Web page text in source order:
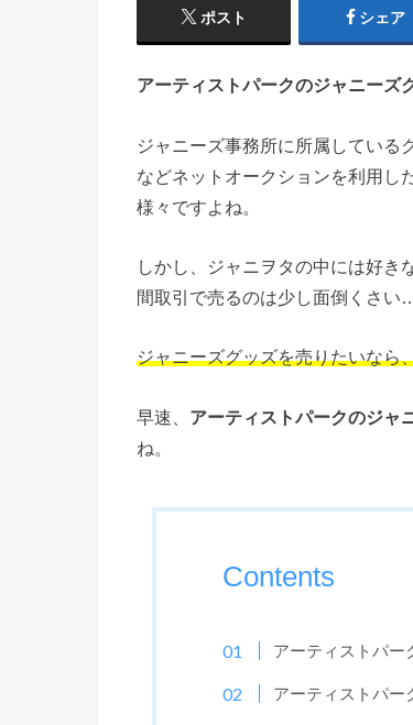
ポスト シェア
アーティストパークのジャニーズ
ジャニーズ事務所に所属している
などネットオークションを利用し
様々ですよね。
しかし、ジャニヲタの中には好き
間取引で売るのは少し面倒くさ
ジャニーズグッズを売りたいなら
早速、 アーティストパークのジャ
ね。
Contents
アーティストパー
アーティストパー